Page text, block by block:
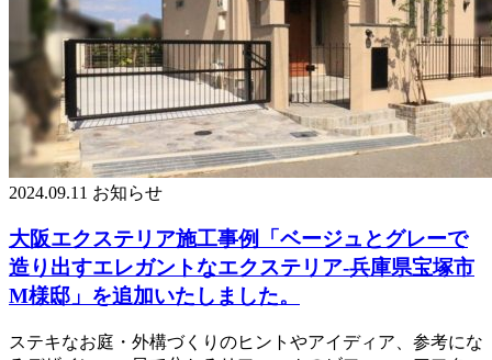
2024.09.11 お知らせ
大阪エクステリア施工事例「ベージュとグレーで
造り出すエレガントなエクステリア-兵庫県宝塚市
M様邸」を追加いたしました。
ステキなお庭・外構づくりのヒントやアイディア、参考にな